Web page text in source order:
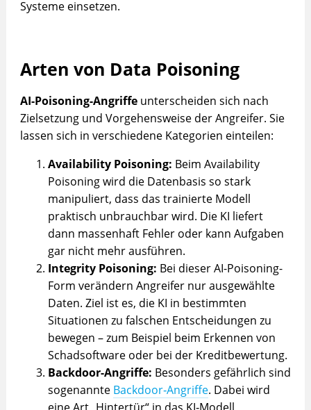
Systeme einsetzen.
Arten von Data Poisoning
AI-Poisoning-Angriffeunterscheiden sich nach
Zielsetzung und Vorgehensweise der Angreifer. Sie
lassen sich in verschiedene Kategorien einteilen:
Availability Poisoning: Beim Availability
Poisoning wird die Datenbasis so stark
manipuliert, dass das trainierte Modell
praktisch unbrauchbar wird. Die KI liefert
dann massenhaft Fehler oder kann Aufgaben
gar nicht mehr ausführen.
Integrity Poisoning: Bei dieser AI-Poisoning-
Form verändern Angreifer nur ausgewählte
Daten. Ziel ist es, die KI in bestimmten
Situationen zu falschen Entscheidungen zu
bewegen – zum Beispiel beim Erkennen von
Schadsoftware oder bei der Kreditbewertung.
Backdoor-Angriffe: Besonders gefährlich sind
sogenannte Backdoor‑Angriffe. Dabei wird
eine Art „Hintertür“ in das KI‑Modell